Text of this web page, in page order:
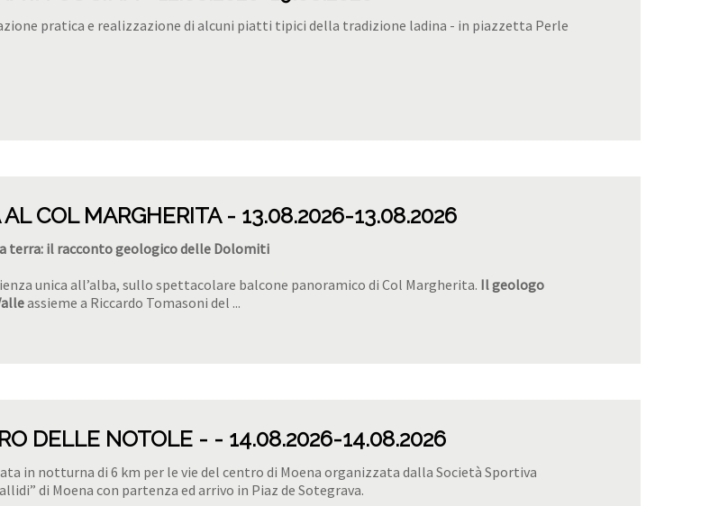
pratica e realizzazione di alcuni piatti tipici della tradizione ladina - in piazzetta Perle
COL MARGHERITA 13.08.2026-13.08.2026
terra: il racconto geologico delle Dolomiti
unica all’alba, sullo spettacolare balcone panoramico di Col Margherita. Il geologo
assieme a Riccardo Tomasoni del ...
DELLE NOTOLE - 14.08.2026-14.08.2026
in notturna di 6 km per le vie del centro di Moena organizzata dalla Società Sportiva
di Moena con partenza ed arrivo in Piaz de Sotegrava.